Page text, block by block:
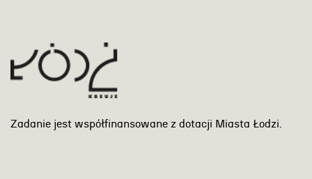
Zadanie jest współfinansowane z dotacji Miasta Łodzi.